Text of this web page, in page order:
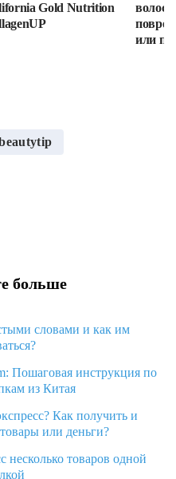
Gold Nutrition
волос:
или
больше
словами и как им
Пошаговая инструкция по
из Китая
Как получить и
или деньги?
несколько товаров одной